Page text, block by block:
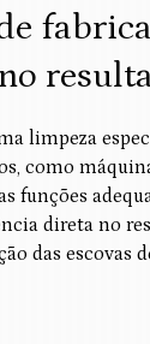
limpeza
como
funções
direta no
das escovas